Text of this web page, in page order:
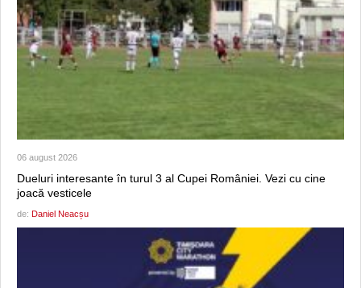
06 august 2026
Dueluri interesante în turul 3 al Cupei României. Vezi cu cine
joacă vesticele
de: Daniel Neacșu